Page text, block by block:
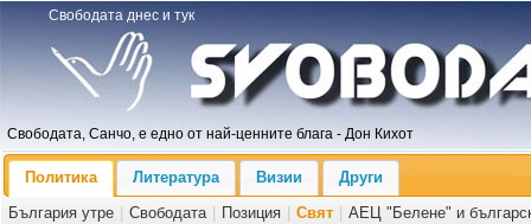
Свободата днес и тук
Свободата, Санчо, е едно от най-ценните блага - Дон Кихот
Политика Литература Визии
Други
България утре
Свободата Позиция Свят
АЕЦ "Белене" и